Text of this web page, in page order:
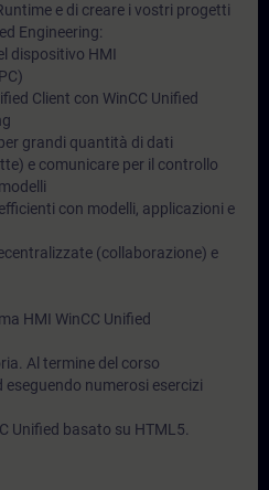
e di creare i vostri progetti
Engineering:
dispositivo HMI
Client con WinCC Unified
grandi quantità di dati
e comunicare per il controllo
con modelli, applicazioni e
(collaborazione) e
HMI WinCC Unified
Al termine del corso
eseguendo numerosi esercizi
Unified basato su HTML5.